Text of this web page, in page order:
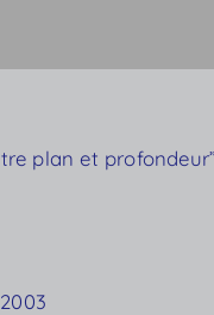
plan et